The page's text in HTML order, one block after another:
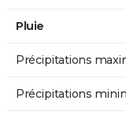
Pluie
Précipitations
Précipitations